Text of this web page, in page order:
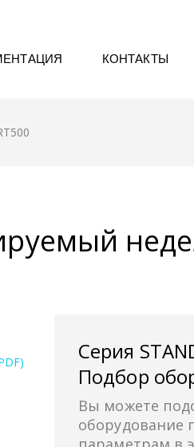
КОНТАКТЫ
Серия
Подбор
Вы можете
оборудование